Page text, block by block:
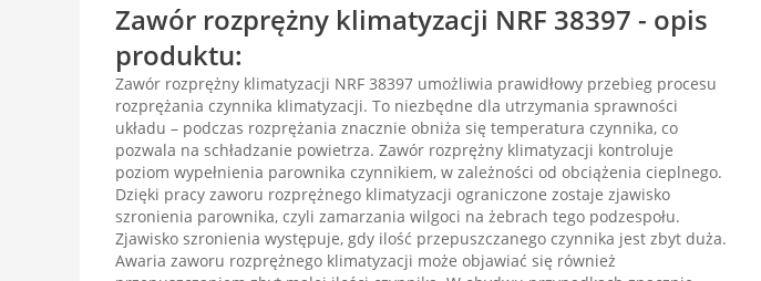
Zawór rozprężny klimatyzacji NRF 38397 - opis
produktu:
Zawór rozprężny klimatyzacji NRF 38397 umożliwia prawidłowy przebieg procesu
rozprężania czynnika klimatyzacji. To niezbędne dla utrzymania sprawności
układu – podczas rozprężania znacznie obniża się temperatura czynnika, co
pozwala na schładzanie powietrza. Zawór rozprężny klimatyzacji kontroluje
poziom wypełnienia parownika czynnikiem, w zależności od obciążenia cieplnego.
Dzięki pracy zaworu rozprężnego klimatyzacji ograniczone zostaje zjawisko
szronienia parownika, czyli zamarzania wilgoci na żebrach tego podzespołu.
Zjawisko szronienia występuje, gdy ilość przepuszczanego czynnika jest zbyt duża.
Awaria zaworu rozprężnego klimatyzacji może objawiać się również